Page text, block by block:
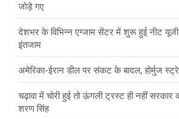
जोड़े गए
देशभर के विभिन्न एग्जाम सेंटर में शुरू हुई नीट यूजी
इंतजाम
अमेरिका-ईरान डील पर संकट के बादल, होर्मुज
चढ़ावा में चोरी हुई तो ऊंगली ट्रस्ट ही नहीं
शरण सिंह